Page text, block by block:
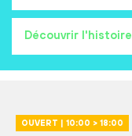
Découvrir l'histoire
OUVERT | 10:00 > 18:00